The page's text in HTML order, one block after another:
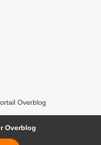
Overblog
Overblog